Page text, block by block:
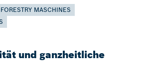
MASCHINES
und ganzheitliche